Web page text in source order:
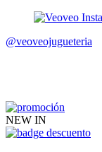
@veoveojugueteria
NEW IN